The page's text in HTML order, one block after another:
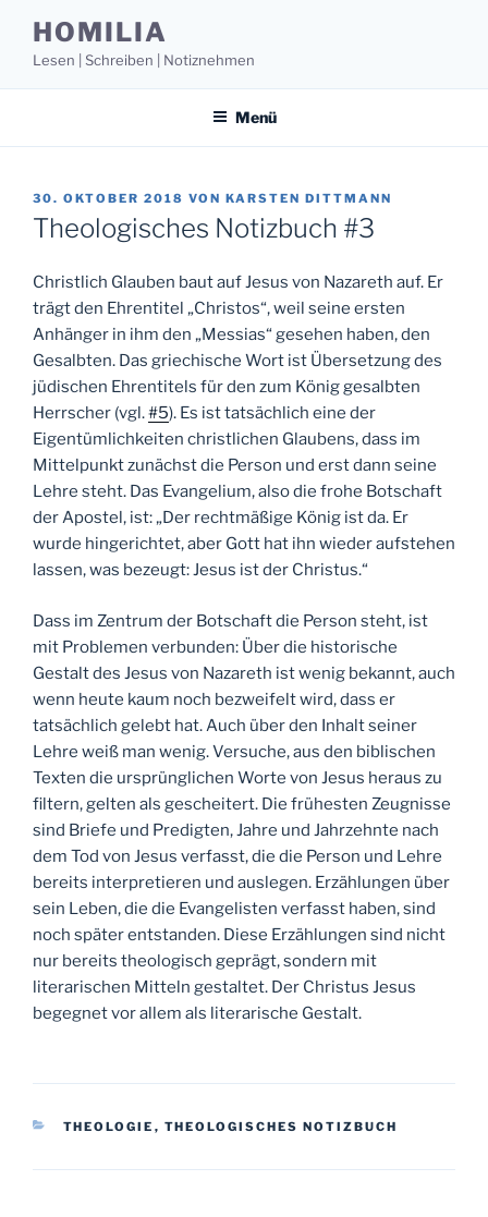
Inhalt
springen
HOMILIA
Lesen | Schreiben | Notiznehmen
Menü
VERÖFFENTLICHT
AM
30. OKTOBER 2018 VON KARSTEN DITTMANN
Theologisches Notizbuch #3
Christlich Glauben baut auf Jesus von Nazareth auf. Er
trägt den Ehrentitel „Christos“, weil seine ersten
Anhänger in ihm den „Messias“ gesehen haben, den
Gesalbten. Das griechische Wort ist Übersetzung des
jüdischen Ehrentitels für den zum König gesalbten
Herrscher (vgl.#5). Es ist tatsächlich eine der
Eigentümlichkeiten christlichen Glaubens, dass im
Mittelpunkt zunächst die Person und erst dann seine
Lehre steht. Das Evangelium, also die frohe Botschaft
der Apostel, ist: „Der rechtmäßige König ist da. Er
wurde hingerichtet, aber Gott hat ihn wieder aufstehen
lassen, was bezeugt: Jesus ist der Christus.“
Dass im Zentrum der Botschaft die Person steht, ist
mit Problemen verbunden: Über die historische
Gestalt des Jesus von Nazareth ist wenig bekannt, auch
wenn heute kaum noch bezweifelt wird, dass er
tatsächlich gelebt hat. Auch über den Inhalt seiner
Lehre weiß man wenig. Versuche, aus den biblischen
Texten die ursprünglichen Worte von Jesus heraus zu
filtern, gelten als gescheitert. Die frühesten Zeugnisse
sind Briefe und Predigten, Jahre und Jahrzehnte nach
dem Tod von Jesus verfasst, die die Person und Lehre
bereits interpretieren und auslegen. Erzählungen über
sein Leben, die die Evangelisten verfasst haben, sind
noch später entstanden. Diese Erzählungen sind nicht
nur bereits theologisch geprägt, sondern mit
literarischen Mitteln gestaltet. Der Christus Jesus
begegnet vor allem als literarische Gestalt.
KATEGORIEN
THEOLOGIE , THEOLOGISCHES NOTIZBUCH